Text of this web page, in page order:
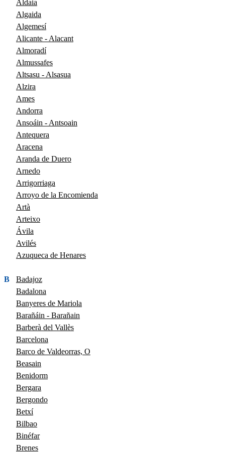
Aldaia
Algaida
Algemesí
Alicante - Alacant
Almoradí
Almussafes
Altsasu - Alsasua
Alzira
Ames
Andorra
Ansoáin - Antsoain
Antequera
Aracena
Aranda de Duero
Arnedo
Arrigorriaga
Arroyo de la Encomienda
Artà
Arteixo
Ávila
Avilés
Azuqueca de Henares
B
Badajoz
Badalona
Banyeres de Mariola
Barañáin - Barañain
Barberà del Vallès
Barcelona
Barco de Valdeorras, O
Beasain
Benidorm
Bergara
Bergondo
Betxí
Bilbao
Binéfar
Brenes